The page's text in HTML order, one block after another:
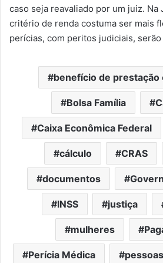
caso seja reavaliado por um juiz. Na
critério de renda costuma ser mais
perícias, com peritos judiciais, serão
benefício de prestação
Bolsa Família
Caixa Econômica Federal
cálculo CRAS
documentos
INSS justiça
mulheres
Perícia Médica